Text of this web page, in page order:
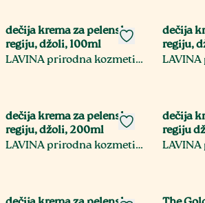
dečija krema za pelensku
regiju, džoli, 100ml
LAVINA prirodna kozmetika
dečija
regiju,
dečija krema za pelensku
regiju, džoli, 200ml
LAVINA prirodna kozmetika
dečija
regiju